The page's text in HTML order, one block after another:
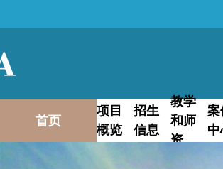
首页
项目
概览
招生
信息
教学
和师
资
案
中